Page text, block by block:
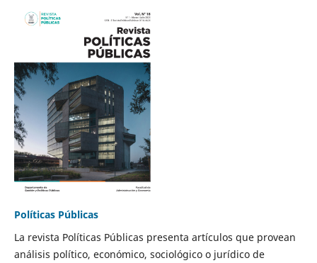
Políticas Públicas
La revista Políticas Públicas presenta artículos que provean
análisis político, económico, sociológico o jurídico de